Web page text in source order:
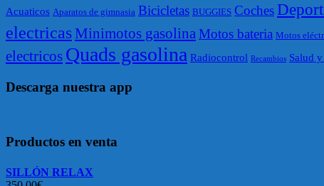
Acuaticos Aparatos de gimnasia Bicicletas BUGGIES Coches
electricasMinimotos gasolina Motos bateria Motos
electricos Quads gasolina Radiocontrol Recambios Salud
Descarga nuestra app
Productos en venta
SILLÓN RELAX